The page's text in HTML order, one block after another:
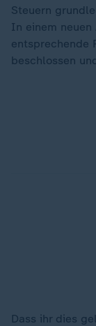
Steuern
In einem
entsprechende
beschlossen
Dass ihr dies